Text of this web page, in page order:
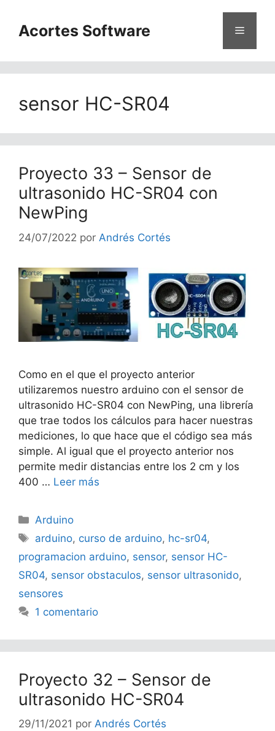
contenido
Acortes Software Menú
sensor HC-SR04
Proyecto 33 – Sensor de
ultrasonido HC-SR04 con
NewPing
24/07/2022 por Andrés Cortés
Como en el que el proyecto anterior
utilizaremos nuestro arduino con el sensor de
ultrasonido HC-SR04 con NewPing, una librería
que trae todos los cálculos para hacer nuestras
mediciones, lo que hace que el código sea más
simple. Al igual que el proyecto anterior nos
permite medir distancias entre los 2 cm y los
400 … Leer más
Categorías
Arduino
Etiquetas
arduino, curso de arduino, hc-sr04,
programacion arduino, sensor, sensor HC-
SR04, sensor obstaculos, sensor ultrasonido,
sensores
1 comentario
Proyecto 32 – Sensor de
ultrasonido HC-SR04
29/11/2021 por Andrés Cortés